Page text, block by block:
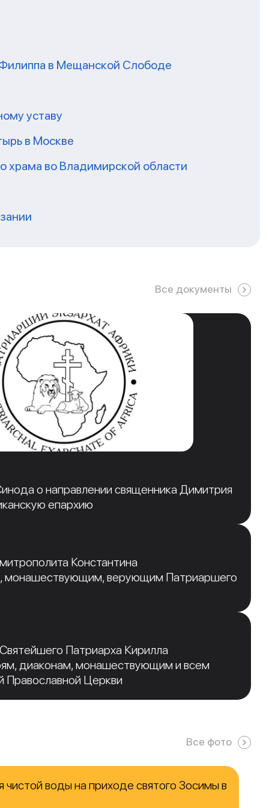
в Мещанской Слободе
уставу
в Москве
храма во Владимирской области
Все документы
о направлении священника Димитрия
епархию
Константина
монашествующим, верующим Патриаршего
Патриарха Кирилла
диаконам, монашествующим и всем
Православной Церкви
Все фото
воды на приходе святого Зосимы в